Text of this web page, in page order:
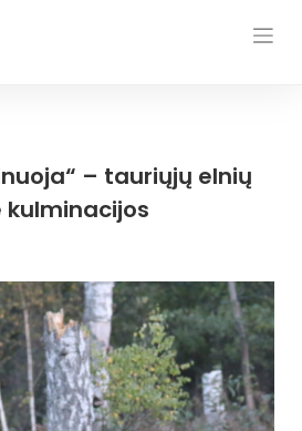
– tauriųjų elnių